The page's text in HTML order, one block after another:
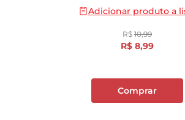
Adicionar produto a
R$ 10,99
R$ 8,99
Comprar